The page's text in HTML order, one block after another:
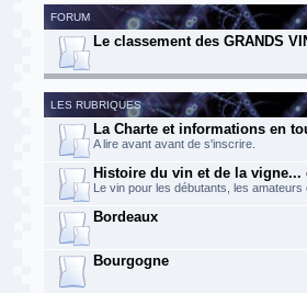
FORUM
Le classement des GRANDS
LES RUBRIQUES
La Charte et informations en
A lire avant avant de s'inscrire.
Histoire du vin et de la
Le vin pour les débutants, les
Bordeaux
Bourgogne